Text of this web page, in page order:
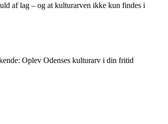
af lag – og at kulturarven ikke kun findes i
Oplev Odenses kulturarv i din fritid